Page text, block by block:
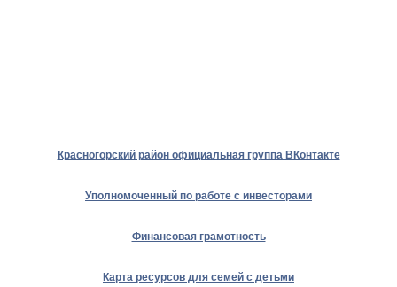
Красногорский район официальная группа ВКонтакте
Уполномоченный по работе с инвесторами
Финансовая грамотность
Карта ресурсов для семей с детьми